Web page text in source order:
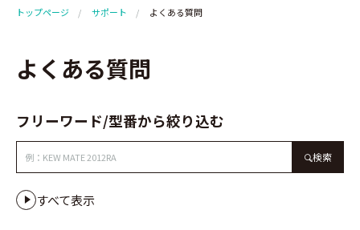
トップページ サポート よくある質問
よくある質問
フリーワード/型番から絞り込む
検索
すべて表示